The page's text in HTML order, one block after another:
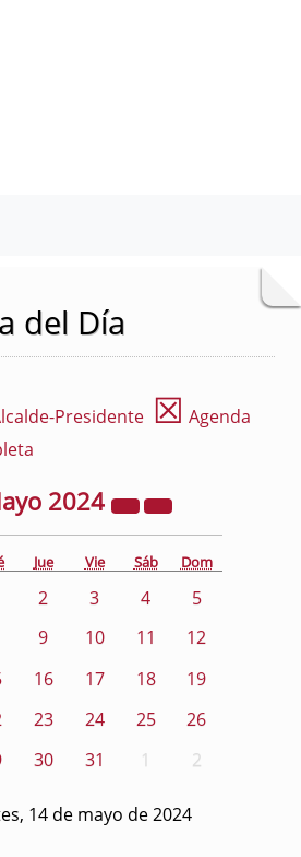
del Día
Presidente ☒ Agenda
2024
Jue Vie Sáb Dom
2 3 4
5
9 10 11
12
16 17 18
19
23 24 25
26
30 31 1 2
14 de mayo de 2024